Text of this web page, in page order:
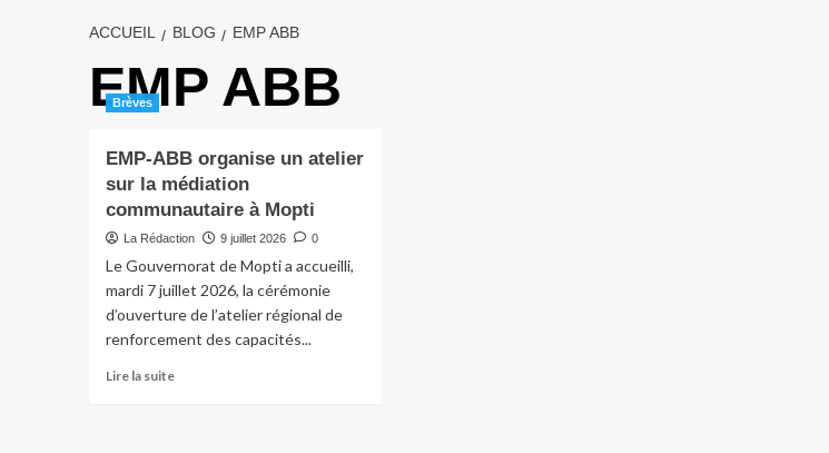
ACCUEIL BLOG EMP ABB
EMP ABB
Brèves
EMP-ABB organise un atelier
sur la médiation
communautaire à Mopti
La Rédaction 9 juillet 2026 0
Le Gouvernorat de Mopti a accueilli,
mardi 7 juillet 2026, la cérémonie
d’ouverture de l’atelier régional de
renforcement des capacités...
Lire la suite